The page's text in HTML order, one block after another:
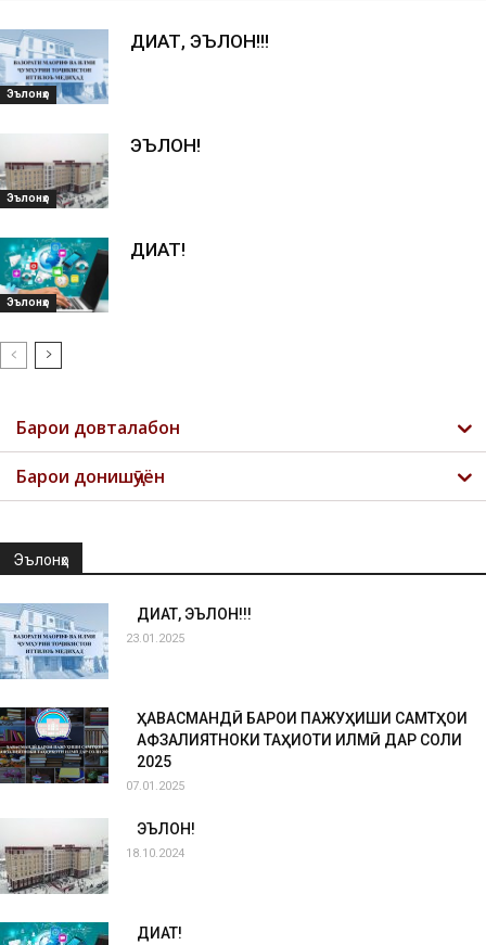
Эълонҳо
ДИҚҚАТ, ЭЪЛОН!!!
Эълонҳо
ЭЪЛОН!
Эълонҳо
ДИҚҚАТ!
Барои довталабон
Барои донишҷӯён
Эълонҳо
ДИҚҚАТ, ЭЪЛОН!!!
23.01.2025
ҲАВАСМАНДӢ БАРОИ ПАЖУҲИШИ САМТҲОИ
АФЗАЛИЯТНОКИ ТАҲҚИҚОТИ ИЛМӢ ДАР СОЛИ
2025
07.01.2025
ЭЪЛОН!
18.10.2024
ДИҚҚАТ!